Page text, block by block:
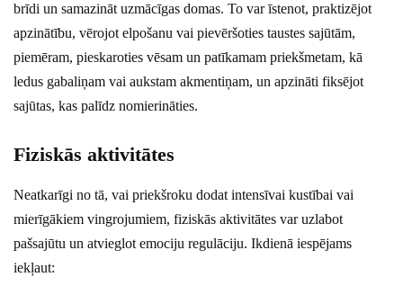
brīdi un samazināt uzmācīgas domas. To var īstenot, praktizējot
apzinātību, vērojot elpošanu vai pievēršoties taustes sajūtām,
piemēram, pieskaroties vēsam un patīkamam priekšmetam, kā
ledus gabaliņam vai aukstam akmentiņam, un apzināti fiksējot
sajūtas, kas palīdz nomierināties.
Fiziskās aktivitātes
Neatkarīgi no tā, vai priekšroku dodat intensīvai kustībai vai
mierīgākiem vingrojumiem, fiziskās aktivitātes var uzlabot
pašsajūtu un atvieglot emociju regulāciju. Ikdienā iespējams
iekļaut: